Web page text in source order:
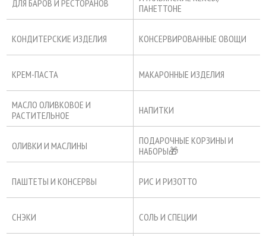
ДЛЯ БАРОВ И РЕСТОРАНОВ
ПАНЕТТОНЕ
КОНДИТЕРСКИЕ ИЗДЕЛИЯ КОНСЕРВИРОВАННЫЕ ОВОЩИ
КРЕМ-ПАСТА МАКАРОННЫЕ ИЗДЕЛИЯ
МАСЛО ОЛИВКОВОЕ И
РАСТИТЕЛЬНОЕ
НАПИТКИ
ОЛИВКИ И МАСЛИНЫ
ПОДАРОЧНЫЕ КОРЗИНЫ И
НАБОРЫ🎁
ПАШТЕТЫ И КОНСЕРВЫ РИС И РИЗОТТО
СНЭКИ СОЛЬ И СПЕЦИИ